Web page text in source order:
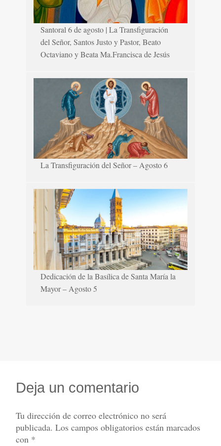
Santoral 6 de agosto | La Transfiguración
del Señor, Santos Justo y Pastor, Beato
Octaviano y Beata Ma.Francisca de Jesús
La Transfiguración del Señor – Agosto 6
Dedicación de la Basílica de Santa María la
Mayor – Agosto 5
Deja un comentario
Tu dirección de correo electrónico no será
publicada. Los campos obligatorios están marcados
con *